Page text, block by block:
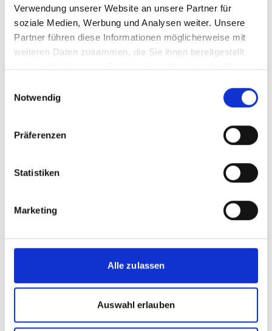
Verwendung unserer Website an unsere Partner für
soziale Medien, Werbung und Analysen weiter. Unsere
Partner führen diese Informationen möglicherweise mit
weiteren Daten zusammen, die Sie ihnen bereitgestellt
Notwendig
Präferenzen
Statistiken
Marketing
Alle zulassen
Auswahl erlauben
ANDUS unterstützte das Städteministerium bei
seinem Beitrag zum nationalen
Klimaanpassungsplan (NAP) des
Umweltministeriums. 400 Beiträge von
Organisationen und Personen in ganz Brasilien
(www.redus.org.br)
dabei, das nationale „Programm grüne, resiliente
ein umfassender Prozess der Bürgerbeteiligung,
sowie die Governance- und Monitoringsysteme
unter Berücksichtigung der kommunalen
des Programms: Flächennutzungsplanung,
Begrünung, Mobilität, Kreislaufwirtschaft und
kohlenstoffarme Lösungen (andusbrasil.org.br/)
Zusammen mit dem MCID wurde die Plattform
„Agenda Nachhaltigkeit“ entwickelt. Diese fördert